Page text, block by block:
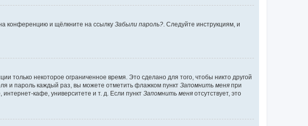
конференцию и щёлкните на ссылку Забыли пароль? . Следуйте инструкциям, и
только некоторое ограниченное время. Это сделано для того, чтобы никто другой
и пароль каждый раз, вы можете отметить флажком пункт Запомнить меня при
кафе, университете и т. д. Если пункт Запомнить меня отсутствует, это